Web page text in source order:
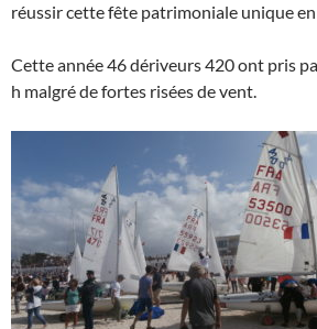
réussir cette fête patrimoniale unique
Cette année 46 dériveurs 420 ont pris
h malgré de fortes risées de vent.